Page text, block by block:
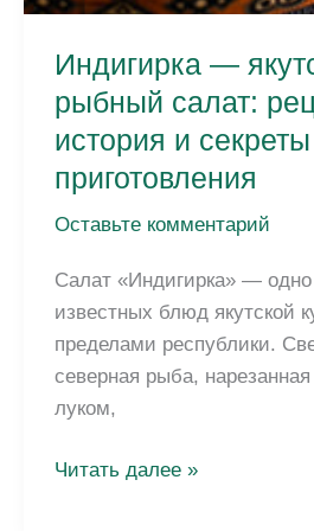
Индигирка —
рыбный салат:
история и секреты
приготовления
Оставьте комментарий
Салат «Индигирка» —
известных блюд якутской
пределами республики.
северная рыба,
луком,
Индигирка
Читать далее »